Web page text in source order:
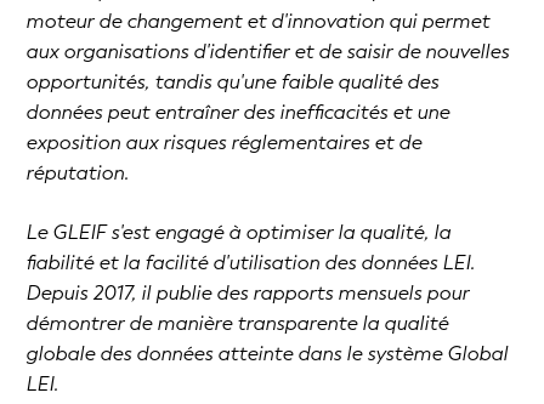
moteur de changement et d'innovation qui permet
aux organisations d'identifier et de saisir de nouvelles
opportunités, tandis qu'une faible qualité des
données peut entraîner des inefficacités et une
exposition aux risques réglementaires et de
réputation.
Le GLEIF s'est engagé à optimiser la qualité, la
fiabilité et la facilité d'utilisation des données LEI.
Depuis 2017, il publie des rapports mensuels pour
démontrer de manière transparente la qualité
globale des données atteinte dans le système Global
LEI.